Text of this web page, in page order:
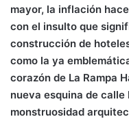
mayor, la inflación
con el insulto que
construcción de
como la ya
corazón de La Rampa
nueva esquina de calle
monstruosidad